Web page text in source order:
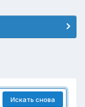
Искать снова